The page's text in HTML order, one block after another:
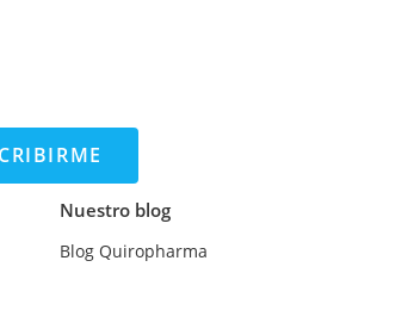
Nuestro blog
Blog Quiropharma